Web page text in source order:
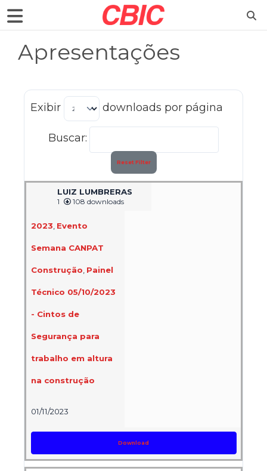
Apresentações
Exibir downloads por página
Buscar:
Reset Filter
LUIZ LUMBRERAS
1 108 downloads
2023 Evento
Semana CANPAT
Construção Painel
Técnico 05/10/2023
- Cintos de
Segurança para
trabalho em altura
na construção
01/11/2023
Download